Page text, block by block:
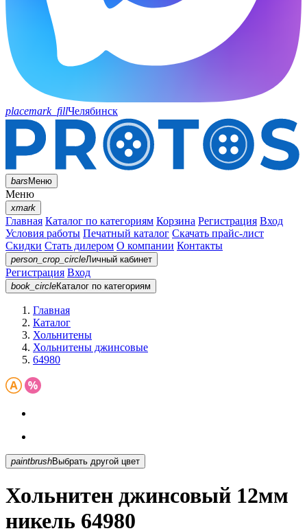
placemark_fillЧелябинск
barsМеню
Меню
xmark
Главная Каталог по категориям Корзина Регистрация Вход
Условия работы Печатный каталог Скачать прайс-лист
Скидки Стать дилером О компании Контакты
person_crop_circleЛичный кабинет
Регистрация Вход
book_circleКаталог по категориям
Главная
Каталог
Хольнитены
Хольнитены джинсовые
64980
paintbrush Выбрать другой цвет
Хольнитен джинсовый 12мм
никель 64980